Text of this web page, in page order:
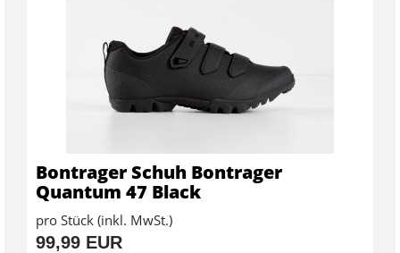
Bontrager Schuh Bontrager
Quantum 47 Black
pro Stück (inkl. MwSt.)
99,99 EUR